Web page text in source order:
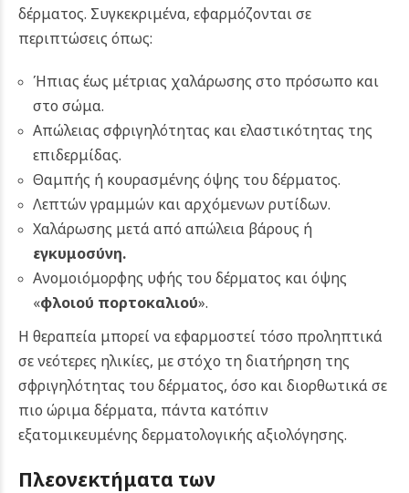
δέρματος. Συγκεκριμένα, εφαρμόζονται σε
περιπτώσεις όπως:
Ήπιας έως μέτριας χαλάρωσης στο πρόσωπο και
στο σώμα.
Απώλειας σφριγηλότητας και ελαστικότητας της
επιδερμίδας.
Θαμπής ή κουρασμένης όψης του δέρματος.
Λεπτών γραμμών και αρχόμενων ρυτίδων.
Χαλάρωσης μετά από απώλεια βάρους ή
εγκυμοσύνη.
Ανομοιόμορφης υφής του δέρματος και όψης
«φλοιού πορτοκαλιού».
Η θεραπεία μπορεί να εφαρμοστεί τόσο προληπτικά
σε νεότερες ηλικίες, με στόχο τη διατήρηση της
σφριγηλότητας του δέρματος, όσο και διορθωτικά σε
πιο ώριμα δέρματα, πάντα κατόπιν
εξατομικευμένης δερματολογικής αξιολόγησης.
Πλεονεκτήματα των